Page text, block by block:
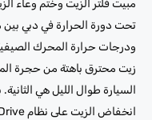
مبيت فلتر الزيت وختم وعاء
تحت دورة الحرارة في دبي
ودرجات حرارة المحرك
زيت محترق باهتة من حجرة
السيارة طوال الليل هي